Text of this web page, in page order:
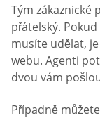
Tým zákaznické
přátelský.
musíte udělat,
webu. Agenti
dvou vám
Případně